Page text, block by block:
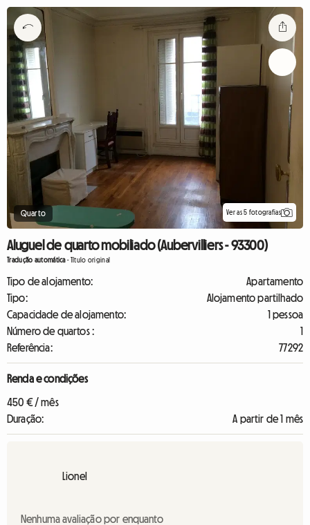
Quarto Ver as 5 fotografias
Aluguel de quarto mobiliado (Aubervilliers - 93300)
Tradução automática-Título original
Tipo de alojamento:
Apartamento
Tipo:
Alojamento partilhado
Capacidade de alojamento:
1 pessoa
Número de quartos :
1
Referência:
77292
Renda e condições
450 € / mês
Duração:
A partir de 1 mês
Lionel
Nenhuma avaliação por enquanto